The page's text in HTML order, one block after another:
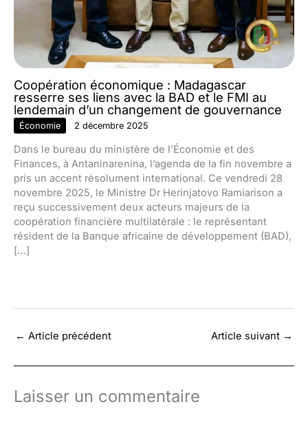
Coopération économique : Madagascar
resserre ses liens avec la BAD et le FMI au
lendemain d’un changement de gouvernance
Économie 2 décembre 2025
Dans le bureau du ministère de l’Économie et des
Finances, à Antaninarenina, l’agenda de la fin novembre a
pris un accent résolument international. Ce vendredi 28
novembre 2025, le Ministre Dr Herinjatovo Ramiarison a
reçu successivement deux acteurs majeurs de la
coopération financière multilatérale : le représentant
résident de la Banque africaine de développement (BAD),
[…]
← Article précédent Article suivant →
Laisser un commentaire